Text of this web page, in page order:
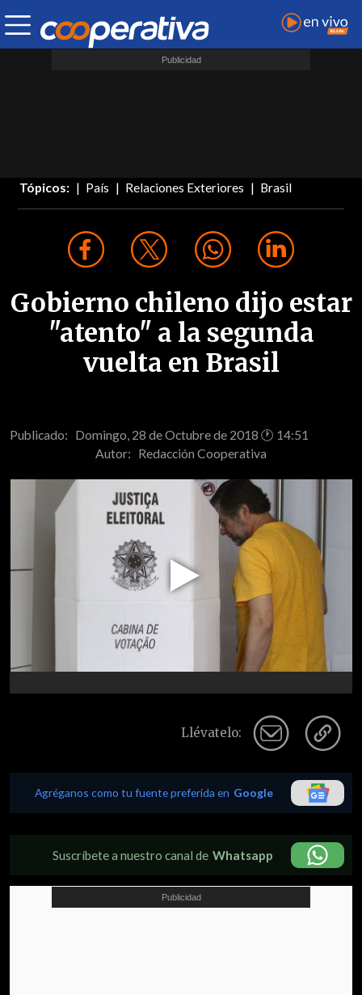
Tópicos: País Relaciones Exteriores Brasil
Gobierno chileno dijo estar
"atento" a la segunda
vuelta en Brasil
Publicado: Domingo, 28 de Octubre de 2018 🕐 14:51
Autor: Redacción Cooperativa
Play
Video
Llévatelo:
Agréganos como tu fuente preferida en Google
Suscríbete a nuestro canal de Whatsapp